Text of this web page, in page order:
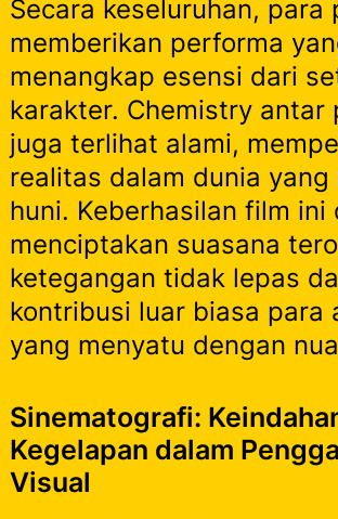
Secara keseluruhan, para
memberikan performa
menangkap esensi dari
karakter. Chemistry antar
juga terlihat alami,
realitas dalam dunia yang
huni. Keberhasilan film ini
menciptakan suasana
ketegangan tidak lepas
kontribusi luar biasa para
yang menyatu dengan
Sinematografi:
Kegelapan dalam
Visual